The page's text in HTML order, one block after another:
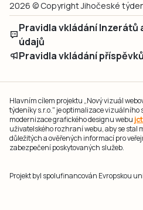
2026 © Copyright Jihočeské
Pravidla vkládání
údajů
Pravidla vkládání příspěvků
Hlavním cílem projektu „Nový vizuál
týdeníky s.r.o." je optimalizace vizuálního
modernizace grafického designu webu
uživatelského rozhraní webu, aby se stal
důležitých a ověřených informací pro
zabezpečení poskytovaných služeb.
Projekt byl spolufinancován Evropskou